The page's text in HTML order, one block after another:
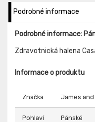
Podrobné informace
Podrobné informace:
Zdravotnická halena
Informace o produktu
Značka James
Pohlaví Pánské